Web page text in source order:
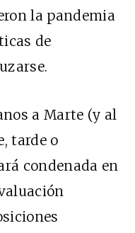
la pandemia
de
a Marte (y al
tarde o
condenada en